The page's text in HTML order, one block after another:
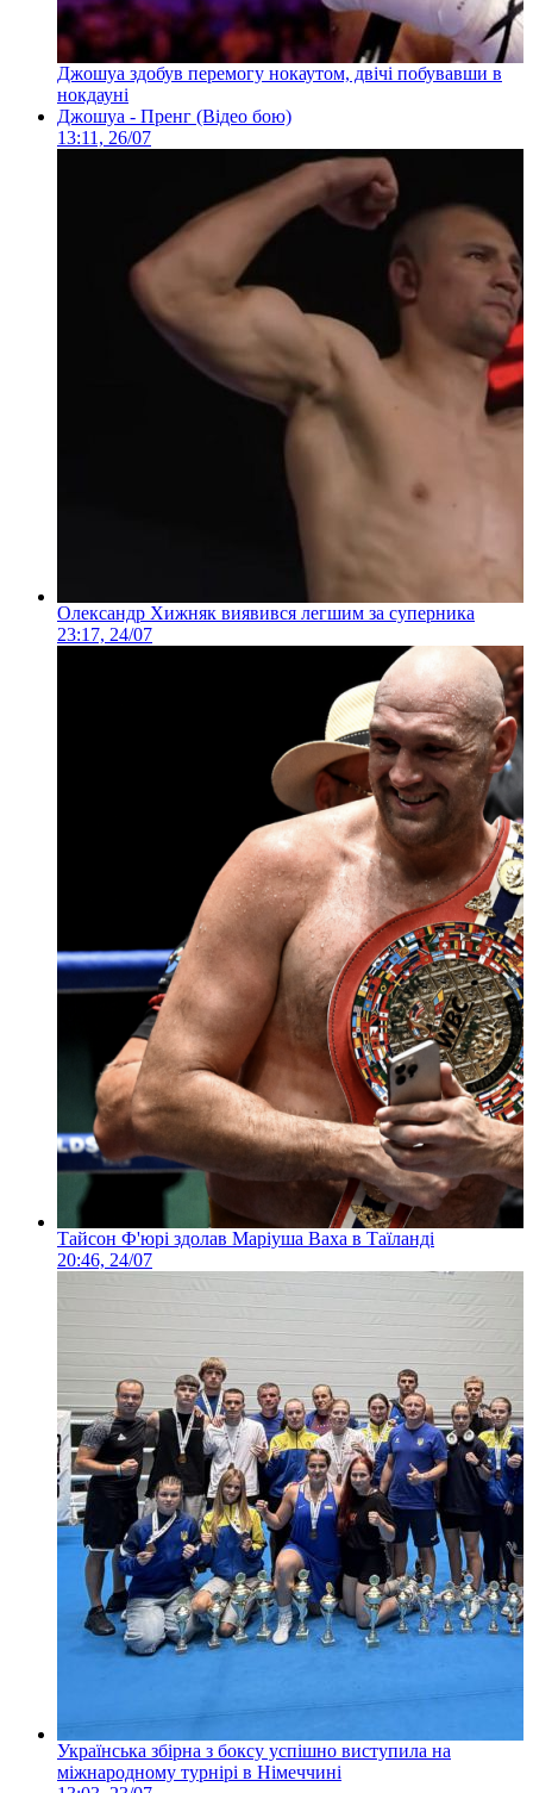
Джошуа здобув перемогу нокаутом, двічі побувавши в
нокдауні
Джошуа - Пренг (Відео бою)
13:11, 26/07
Олександр Хижняк виявився легшим за суперника
23:17, 24/07
Тайсон Ф'юрі здолав Маріуша Ваха в Таїланді
20:46, 24/07
Українська збірна з боксу успішно виступила на
міжнародному турнірі в Німеччині